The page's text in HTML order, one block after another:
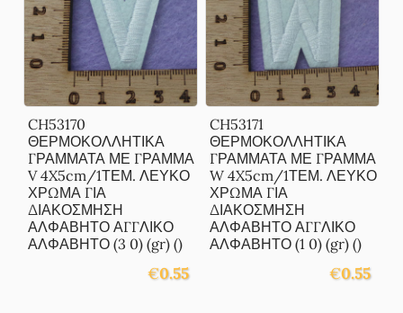
CH53170
ΘΕΡΜΟΚΟΛΛΗΤΙΚΑ
ΓΡΑΜΜΑΤΑ ΜΕ ΓΡΑΜΜΑ
V 4X5cm/1ΤΕΜ. ΛΕΥΚΟ
ΧΡΩΜΑ ΓΙΑ
ΔΙΑΚΟΣΜΗΣΗ
ΑΛΦΑΒΗΤΟ ΑΓΓΛΙΚΟ
ΑΛΦΑΒΗΤΟ (3 0) (gr) ()
€0.55
CH53171
ΘΕΡΜΟΚΟΛΛΗΤΙΚΑ
ΓΡΑΜΜΑΤΑ ΜΕ ΓΡΑΜΜΑ
W 4X5cm/1ΤΕΜ. ΛΕΥΚΟ
ΧΡΩΜΑ ΓΙΑ
ΔΙΑΚΟΣΜΗΣΗ
ΑΛΦΑΒΗΤΟ ΑΓΓΛΙΚΟ
ΑΛΦΑΒΗΤΟ (1 0) (gr) ()
€0.55